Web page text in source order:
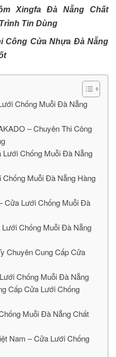
Xingfa Đà Nẵng Chất
Tin Dùng
Công Cửa Nhựa Đà Nẵng
Chống Muỗi Đà Nẵng
– Chuyên Thi Công
Chống Muỗi Đà Nẵng
Muỗi Đà Nẵng Hàng
Cửa Lưới Chống Muỗi Đà
Chống Muỗi Đà Nẵng
Chuyên Cung Cấp Cửa
Chống Muỗi Đà Nẵng
Cấp Cửa Lưới Chống
Muỗi Đà Nẵng Chất
Nam – Cửa Lưới Chống